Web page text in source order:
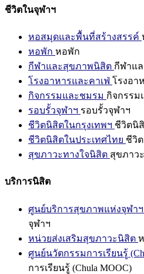
ชีวิตในจุฬาฯ
หอสมุดและพื้นที่สร้างสรรค์
หอพัก หอพัก
กีฬาและสุขภาพนิสิต กีฬาแ
โรงอาหารและคาเฟ่ โรงอา
กิจกรรมและชมรม กิจกรรม
รอบรั้วจุฬาฯ รอบรั้วจุฬาฯ
ชีวิตนิสิตในกรุงเทพฯ ชีวิตนิ
ชีวิตนิสิตในประเทศไทย ชีวิ
สุขภาวะทางใจนิสิต สุขภาว
บริการนิสิต
ศูนย์บริการสุขภาพแห่งจุฬาฯ
จุฬาฯ
หน่วยส่งเสริมสุขภาวะนิสิต
ศูนย์นวัตกรรมการเรียนรู้
การเรียนรู้ (Chula MOOC)